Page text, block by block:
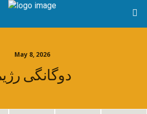
May 8, 2026
دوگانگی